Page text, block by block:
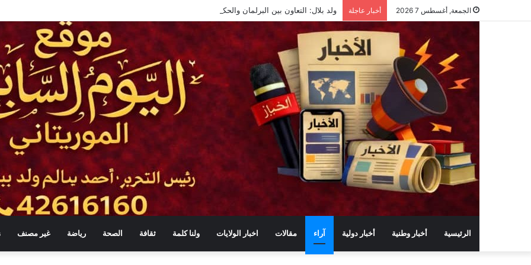
الجمعة, أغسطس 7 2026 أخبار عاجلة ولد بلال: التعاون بين البرلمان والحكومة لا يعني التبعية أو التخلي عن الرقابة
الرئيسية أخبار وطنية أخبار دولية آراء مقالات اخبار الولايات ولنا كلمة ثقافة الصحة رياضة غير مصنف